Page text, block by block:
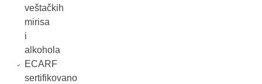
veštačkih
mirisa
i
alkohola
ECARF
sertifikovano